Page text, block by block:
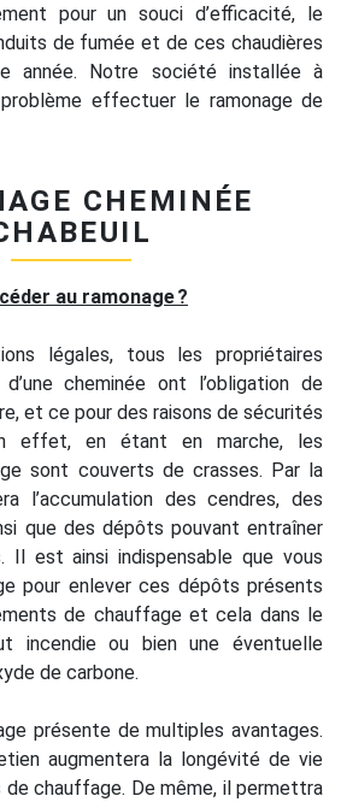
pour un souci d’efficacité, le
de fumée et de ces chaudières
année. Notre société installée à
effectuer le ramonage de
CHEMINÉE
au ramonage ?
légales, tous les propriétaires
d’une cheminée ont l’obligation de
et ce pour des raisons de sécurités
effet, en étant en marche, les
sont couverts de crasses. Par la
l’accumulation des cendres, des
que des dépôts pouvant entraîner
Il est ainsi indispensable que vous
pour enlever ces dépôts présents
de chauffage et cela dans le
incendie ou bien une éventuelle
de carbone.
présente de multiples avantages.
augmentera la longévité de vie
chauffage. De même, il permettra